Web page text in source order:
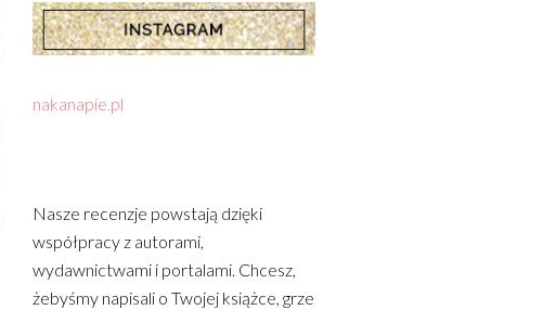
nakanapie.pl
Nasze recenzje powstają dzięki
współpracy z autorami,
wydawnictwami i portalami. Chcesz,
żebyśmy napisali o Twojej książce, grze